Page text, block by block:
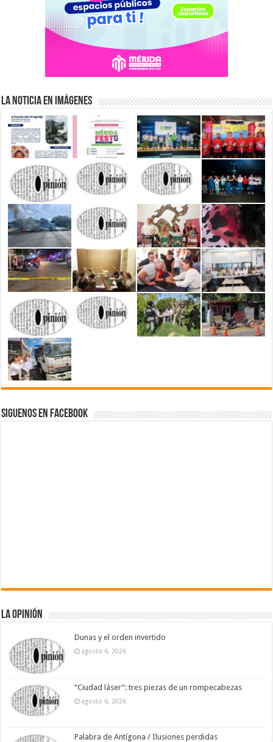
La Noticia en Imágenes
Siguenos en Facebook
La Opinión
Dunas y el orden invertido
agosto 6, 2026
“Ciudad láser”: tres piezas de un rompecabezas
agosto 6, 2026
Palabra de Antígona / Ilusiones perdidas